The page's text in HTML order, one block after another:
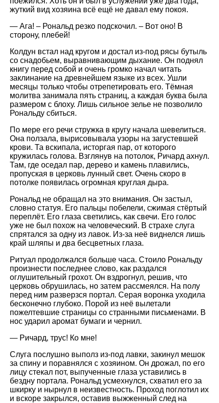
жуткий вид хозяина всё ещё не давал ему покоя.
— Ага! – Рональд резко подскочил. – Вот оно! В
сторону, плебей!
Колдун встал над кругом и достал из-под рясы бутыль
со снадобьем, выравнивающим дыхание. Он поднял
книгу перед собой и очень громко начал читать
заклинание на древнейшем языке из всех. Ушли
месяцы только чтобы отрепетировать его. Тёмная
молитва занимала пять страниц, а каждая буква была
размером с блоху. Лишь сильное зелье не позволило
Рональду сбиться.
По мере его речи стружка в кругу начала шевелиться.
Она ползала, вырисовывала узоры на загустевшей
крови. Та вскипала, исторгая пар, от которого
кружилась голова. Взглянув на потолок, Ричард ахнул.
Там, где оседал пар, дерево и камень плавились,
пропуская в церковь лунный свет. Очень скоро в
потолке появилась огромная круглая дыра.
Рональд не обращал на это внимания. Он застыл,
словно статуя. Его пальцы побелели, сжимая стёртый
переплёт. Его глаза светились, как свечи. Его голос
уже не был похож на человеческий. В страхе слуга
спрятался за одну из лавок. Из-за неё виднелся лишь
край шляпы и два бесцветных глаза.
Ритуал продолжался больше часа. Стоило Рональду
произнести последнее слово, как раздался
оглушительный грохот. Он вздрогнул, решив, что
церковь обрушилась, но затем рассмеялся. На полу
перед ним разверзся портал. Серая воронка уходила
бесконечно глубоко. Порой из неё вылетали
пожелтевшие страницы со странными письменами. В
нос ударил аромат бумаги и чернил.
— Ричард, трус! Ко мне!
Слуга послушно выполз из-под лавки, закинул мешок
за спину и поравнялся с хозяином. Он дрожал, по его
лицу стекал пот, выпученные глаза уставились в
бездну портала. Рональд усмехнулся, схватил его за
шкирку и нырнул в неизвестность. Проход поглотил их
и вскоре закрылся, оставив выжженный след на